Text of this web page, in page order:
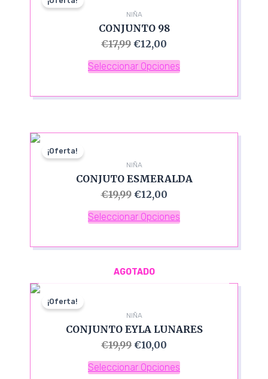
NIÑA
CONJUNTO 98
€17,99 €12,00
Seleccionar Opciones
¡Oferta!
NIÑA
CONJUTO ESMERALDA
€19,99 €12,00
Seleccionar Opciones
AGOTADO
¡Oferta!
NIÑA
CONJUNTO EYLA LUNARES
€19,99 €10,00
Seleccionar Opciones